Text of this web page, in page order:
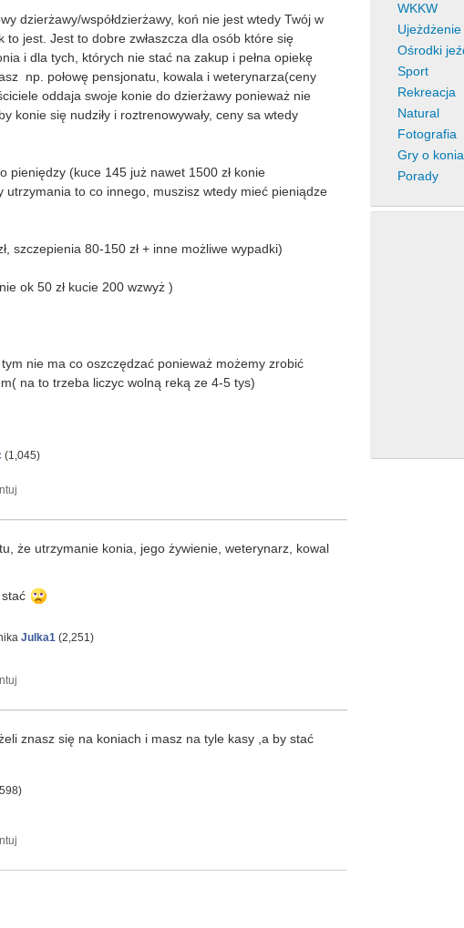
dzierżawy/współdzierżawy, koń nie jest wtedy Twój w
to jest. Jest to dobre zwłaszcza dla osób które się
i dla tych, których nie stać na zakup i pełna opiekę
np. połowę pensjonatu, kowala i weterynarza(ceny
oddaja swoje konie do dzierżawy ponieważ nie
konie się nudziły i roztrenowywały, ceny sa wtedy
pieniędzy (kuce 145 już nawet 1500 zł konie
to co innego, muszisz wtedy mieć pieniądze
szczepienia 80-150 zł + inne możliwe wypadki)
ok 50 zł kucie 200 wzwyż )
nie ma co oszczędzać ponieważ możemy zrobić
na to trzeba liczyc wolną reką ze 4-5 tys)
(1,045)
że utrzymanie konia, jego żywienie, weterynarz, kowal
Julka1 (2,251)
znasz się na koniach i masz na tyle kasy ,a by stać
598)
WKKW
Ujeżdżenie
Ośrodki
Sport
Rekreacja
Natural
Fotografia
Gry o
Porady